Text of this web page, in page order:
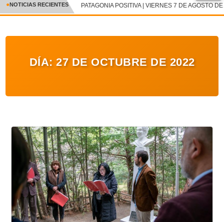
CRÓNICA
ENTRETENIMIENTO Y CULTURA
AUDIOS
VIDEOS
GALERIA DE FOTOS
APP MÓVIL
NOTICIAS RECIENTES PATAGONIA POSITIVA | VIERNES 7 DE AGOSTO DE
DÍA: 27 DE OCTUBRE DE 2022